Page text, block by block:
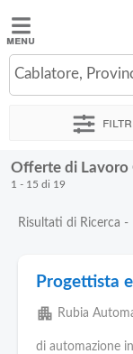
Jobbydoo
Offerte
Stipendi
Blog
Cablatore,
Offerte di Lavoro
1 - 15 di 19
Risultati di Ricerca -
Progettista
apartment Rubia
di automazione